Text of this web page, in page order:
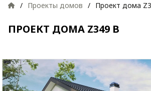
/ Проекты домов / Проект дома
ПРОЕКТ ДОМА Z349 B